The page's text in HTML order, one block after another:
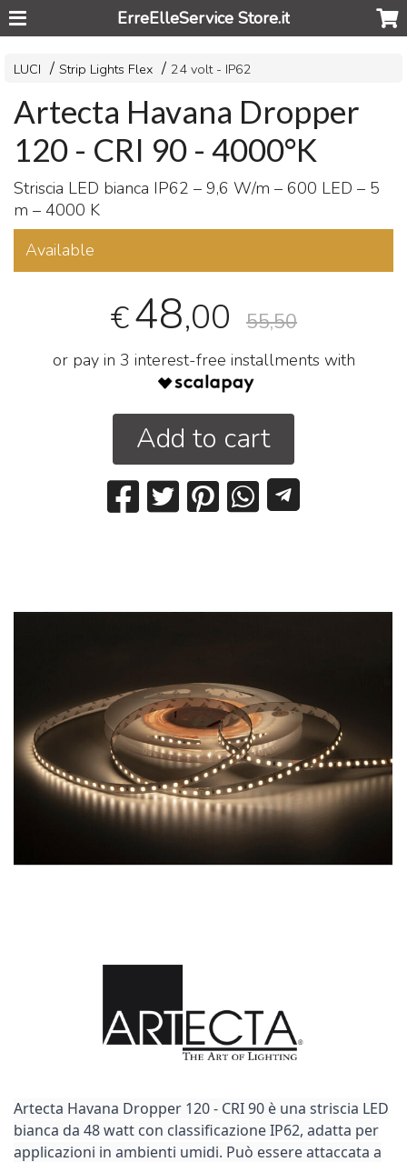
ErreElleService Store.it
LUCI Strip Lights Flex 24 volt - IP62
Artecta Havana Dropper
120 - CRI 90 - 4000°K
Striscia LED bianca IP62 – 9,6 W/m – 600 LED – 5
m – 4000 K
Available
€48,00 55,50
or pay in 3 interest-free installments with
Add to cart
Artecta Havana Dropper 120 - CRI 90 è una striscia LED
bianca da 48 watt con classificazione IP62, adatta per
applicazioni in ambienti umidi. Può essere attaccata a